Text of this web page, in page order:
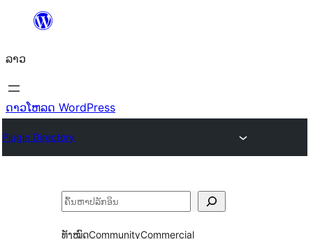
ທີ່
ເນື້ອຫາ
ລາວ
ດາວໂຫລດ WordPress
Plugin Directory
ຄົ້ນຫາ
ທັງໝົດCommunityCommercial